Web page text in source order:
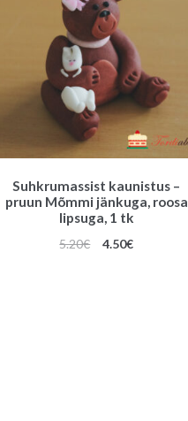
Suhkrumassist kaunistus –
pruun Mõmmi jänkuga, roosa
lipsuga, 1 tk
5.20€
Algne
4.50€Praegune